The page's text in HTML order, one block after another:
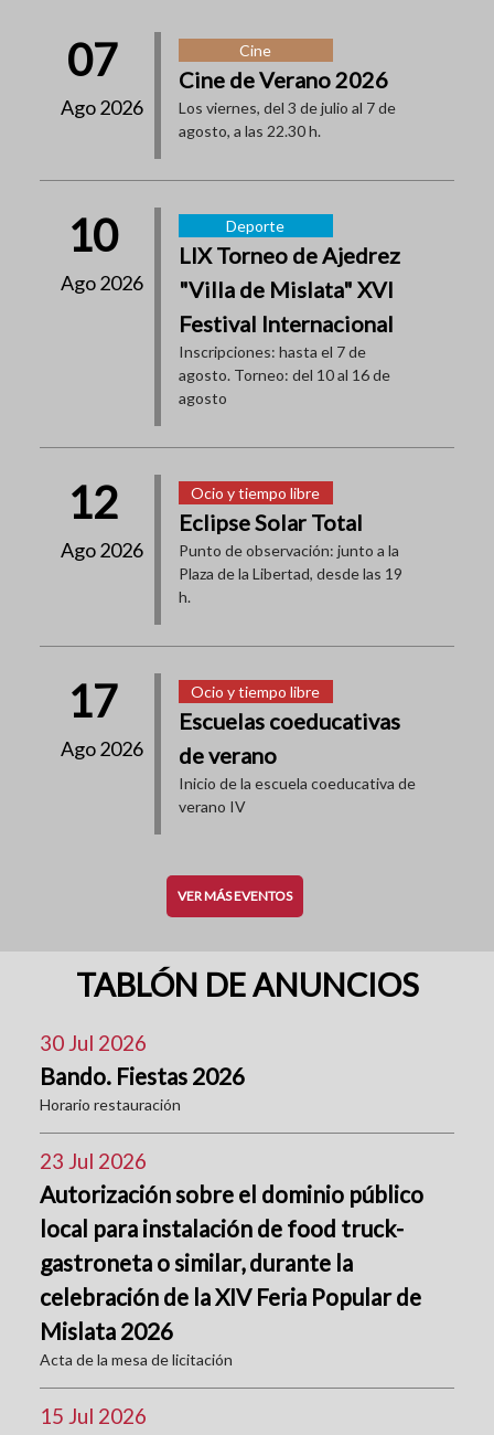
07
Ago 2026
Cine
Cine de Verano 2026
Los viernes, del 3 de julio al 7 de
agosto, a las 22.30 h.
10
Ago 2026
Deporte
LIX Torneo de Ajedrez
"Villa de Mislata" XVI
Festival Internacional
Inscripciones: hasta el 7 de
agosto. Torneo: del 10 al 16 de
agosto
12
Ago 2026
Ocio y tiempo libre
Eclipse Solar Total
Punto de observación: junto a la
Plaza de la Libertad, desde las 19
h.
17
Ago 2026
Ocio y tiempo libre
Escuelas coeducativas
de verano
Inicio de la escuela coeducativa de
verano IV
VER MÁS EVENTOS
TABLÓN DE ANUNCIOS
30 Jul 2026
Bando. Fiestas 2026
Horario restauración
23 Jul 2026
Autorización sobre el dominio público
local para instalación de food truck-
gastroneta o similar, durante la
celebración de la XIV Feria Popular de
Mislata 2026
Acta de la mesa de licitación
15 Jul 2026